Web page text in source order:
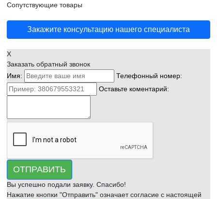
Сопутствующие товары
Закажите консультацию нашего специалиста
X
Заказать обратный звонок
Имя:
Телефонный номер:
Оставьте коментарий:
ОТПРАВИТЬ
Вы успешно подали заявку. Спасибо!
Нажатие кнопки "Отправить" означает согласие с настоящей